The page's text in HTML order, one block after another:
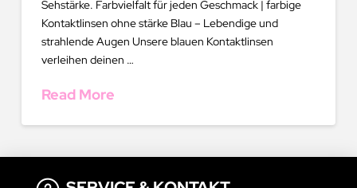
Sehstärke. Farbvielfalt für jeden Geschmack | farbige
Kontaktlinsen ohne stärke Blau – Lebendige und
strahlende Augen Unsere blauen Kontaktlinsen
verleihen deinen …
Read More